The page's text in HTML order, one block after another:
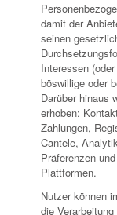
damit der
seinen
Interessen
böswillige oder
Darüber hinaus
erhoben:
Zahlungen,
Cantele,
Präferenzen
Plattformen.
Nutzer können
die